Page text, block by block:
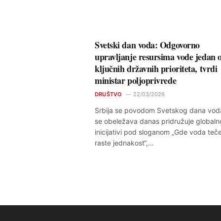
Svetski dan voda: Odgovorno
upravljanje resursima vode jedan
ključnih državnih prioriteta, tvrdi
ministar poljoprivrede
DRUŠTVO 22/03/2026
Srbija se povodom Svetskog dana
se obeležava danas pridružuje
inicijativi pod sloganom „Gde voda
raste jednakost“,…